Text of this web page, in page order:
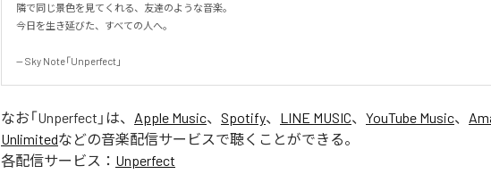
隣で同じ景色を見てくれる、友達のような音楽。
今日を生き延びた、すべての人へ。
-- Sky Note「Unperfect」
なお「Unperfect 」は、 Apple Music、 Spotify、 LINE MUSIC、 YouTube Music、
Unlimitedなどの音楽配信サービスで聴くことができる。
各配信サービス： Unperfect